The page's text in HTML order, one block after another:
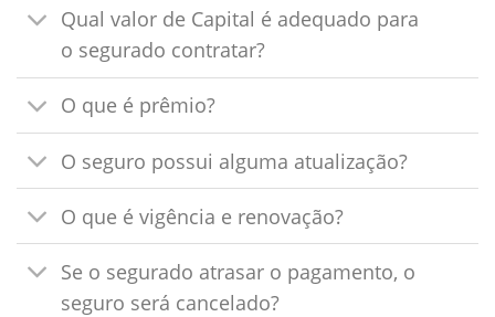
Qual valor de Capital é adequado para
o segurado contratar?
O que é prêmio?
O seguro possui alguma atualização?
O que é vigência e renovação?
Se o segurado atrasar o pagamento, o
seguro será cancelado?